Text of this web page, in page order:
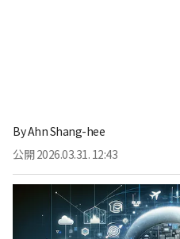
ByAhn Shang-hee
公開 2026.03.31. 12:43